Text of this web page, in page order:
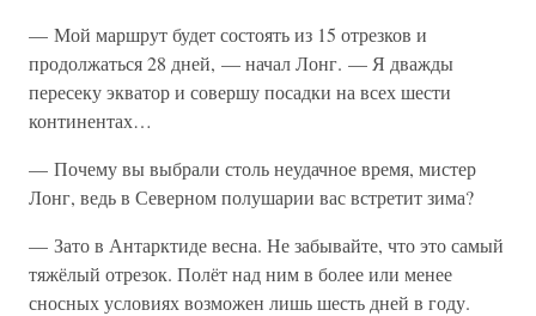
— Мой маршрут будет состоять из 15 отрезков и
продолжаться 28 дней, — начал Лонг. — Я дважды
пересеку экватор и совершу посадки на всех шести
континентах…
— Почему вы выбрали столь неудачное время, мистер
Лонг, ведь в Северном полушарии вас встретит зима?
— Зато в Антарктиде весна. Не забывайте, что это самый
тяжёлый отрезок. Полёт над ним в более или менее
сносных условиях возможен лишь шесть дней в году.